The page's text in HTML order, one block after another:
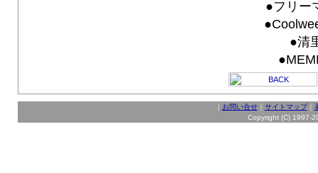
●フリー
●清
お問い合せ｜ サイトマップ｜
Copyright (C) 1997-